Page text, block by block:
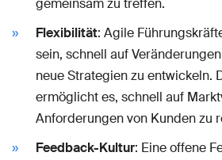
gemeinsam zu treffen.
Flexibilität: Agile
sein, schnell auf
neue Strategien zu entwickeln.
ermöglicht es, schnell auf
Anforderungen von Kunden zu
Feedback-Kultur: Eine offene